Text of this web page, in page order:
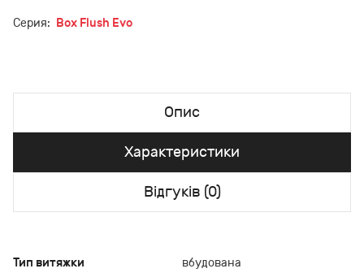
Серия: Box Flush Evo
Опис
Характеристики
Відгуків (0)
Тип витяжки вбудована